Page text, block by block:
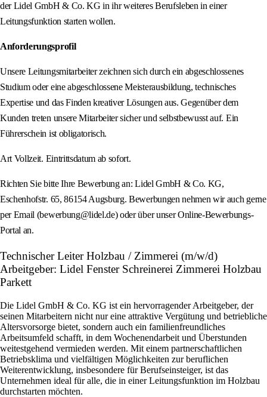
der Lidel GmbH & Co. KG in ihr weiteres Berufsleben in einer
Leitungsfunktion starten wollen.
Anforderungsprofil
Unsere Leitungsmitarbeiter zeichnen sich durch ein abgeschlossenes
Studium oder eine abgeschlossene Meisterausbildung, technisches
Expertise und das Finden kreativer Lösungen aus. Gegenüber dem
Kunden treten unsere Mitarbeiter sicher und selbstbewusst auf. Ein
Führerschein ist obligatorisch.
Art Vollzeit. Eintrittsdatum ab sofort.
Richten Sie bitte Ihre Bewerbung an: Lidel GmbH & Co. KG,
Eschenhofstr. 65, 86154 Augsburg. Bewerbungen nehmen wir auch gerne
per Email (bewerbung@lidel.de) oder über unser Online-Bewerbungs-
Portal an.
Technischer Leiter Holzbau / Zimmerei (m/w/d)
Arbeitgeber: Lidel Fenster Schreinerei Zimmerei Holzbau
Parkett
Die Lidel GmbH & Co. KG ist ein hervorragender Arbeitgeber, der
seinen Mitarbeitern nicht nur eine attraktive Vergütung und betriebliche
Altersvorsorge bietet, sondern auch ein familienfreundliches
Arbeitsumfeld schafft, in dem Wochenendarbeit und Überstunden
weitestgehend vermieden werden. Mit einem partnerschaftlichen
Betriebsklima und vielfältigen Möglichkeiten zur beruflichen
Weiterentwicklung, insbesondere für Berufseinsteiger, ist das
Unternehmen ideal für alle, die in einer Leitungsfunktion im Holzbau
durchstarten möchten.